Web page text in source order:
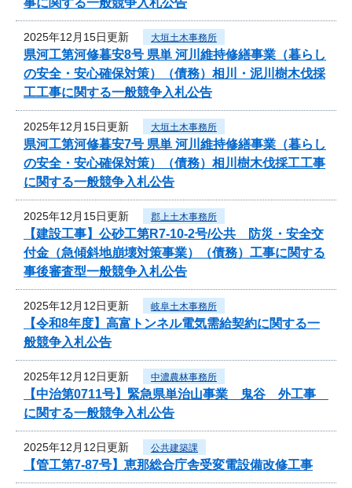
2025年12月15日更新 大垣土木事務所
県河工第河修暮安8号 県単 河川維持修繕事業（暮らし
の安全・安心確保対策）（債務）相川・泥川樹木伐採
工工事に関する一般競争入札公告
2025年12月15日更新 大垣土木事務所
県河工第河修暮安7号 県単 河川維持修繕事業（暮らし
の安全・安心確保対策）（債務）相川樹木伐採工工事
に関する一般競争入札公告
2025年12月15日更新 郡上土木事務所
【建設工事】公砂工第R7-10-2号/公共 防災・安全交
付金（急傾斜地崩壊対策事業）（債務）工事に関する
事後審査型一般競争入札公告
2025年12月12日更新 岐阜土木事務所
【令和8年度】高富トンネル電気需給契約に関する一
般競争入札公告
2025年12月12日更新 中濃農林事務所
【中治第0711号】緊急県単治山事業 鬼谷 外工事
に関する一般競争入札公告
2025年12月12日更新 公共建築課
【管工第7-87号】恵那総合庁舎受変電設備改修工事